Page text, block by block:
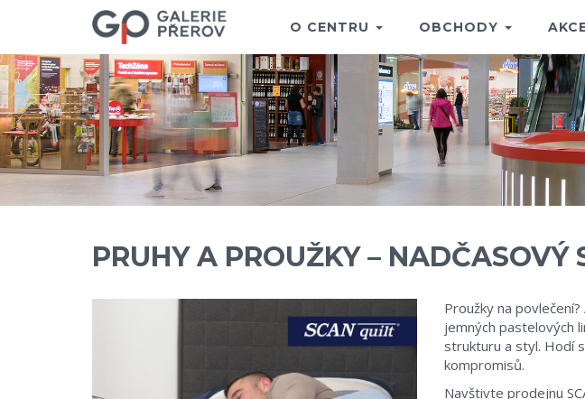
O CENTRU OBCHODY
PRUHY A PROUŽKY – NADČASOVÝ
Proužky na
jemných pastelových
strukturu a styl. Hodí
kompromisů.
Navštivte prodejnu